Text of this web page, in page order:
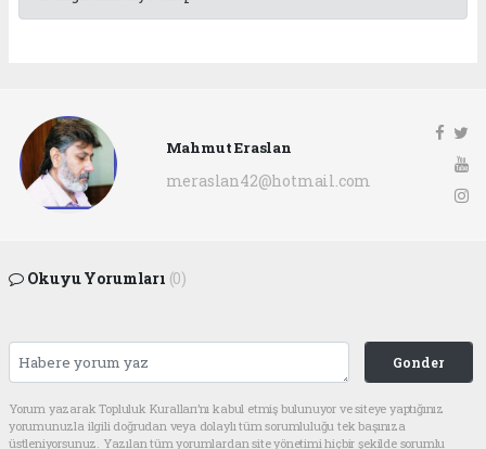
Mahmut Eraslan
meraslan42@hotmail.com
Okuyu Yorumları (0)
Gonder
Yorum yazarak Topluluk Kuralları’nı kabul etmiş bulunuyor ve siteye yaptığınız
yorumunuzla ilgili doğrudan veya dolaylı tüm sorumluluğu tek başınıza
üstleniyorsunuz. Yazılan tüm yorumlardan site yönetimi hiçbir şekilde sorumlu